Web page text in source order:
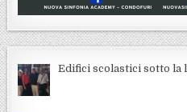
Edifici scolastici sotto la